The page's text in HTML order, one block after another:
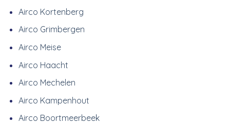
Airco Kortenberg
Airco Grimbergen
Airco Meise
Airco Haacht
Airco Mechelen
Airco Kampenhout
Airco Boortmeerbeek